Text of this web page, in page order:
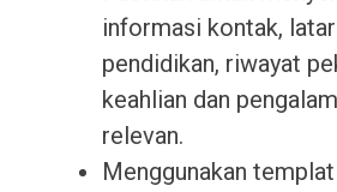
informasi kontak,
pendidikan, riwayat
keahlian dan
relevan.
Menggunakan